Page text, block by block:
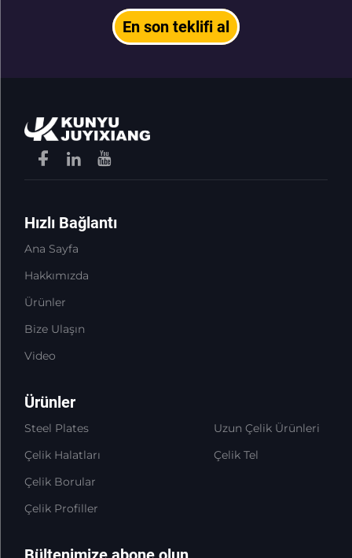
En son teklifi al
Hızlı Bağlantı
Ana Sayfa
Hakkımızda
Ürünler
Bize Ulaşın
Video
Ürünler
Steel Plates
Çelik Halatları
Çelik Borular
Çelik Profiller
Uzun Çelik Ürünleri
Çelik Tel